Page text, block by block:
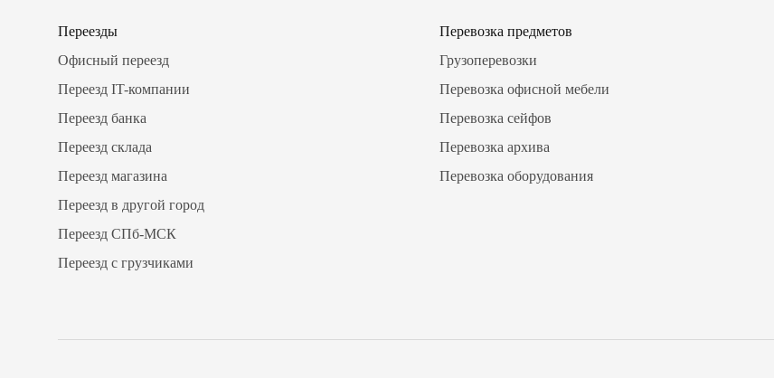
Переезды
Офисный переезд
Переезд IT-компании
Переезд банка
Переезд склада
Переезд магазина
Переезд в другой город
Переезд СПб-МСК
Переезд с грузчиками
Перевозка предметов
Грузоперевозки
Перевозка офисной мебели
Перевозка сейфов
Перевозка архива
Перевозка оборудования